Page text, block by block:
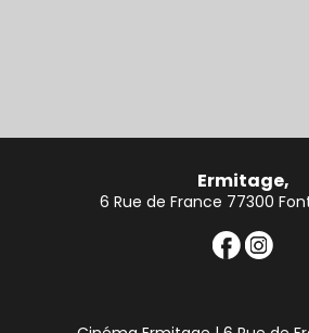
Ermitage,
6 Rue de France 77300